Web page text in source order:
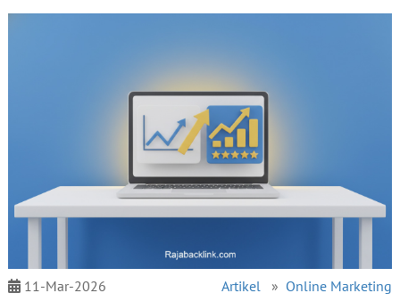
11-Mar-2026 Artikel » Online Marketing